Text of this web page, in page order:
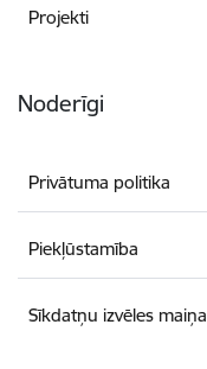
Projekti
Noderīgi
Privātuma politika
Piekļūstamība
Sīkdatņu izvēles maiņa